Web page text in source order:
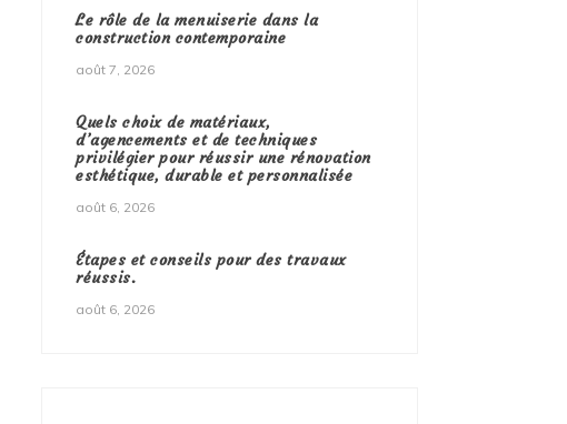
Le rôle de la menuiserie dans la
construction contemporaine
août 7, 2026
Quels choix de matériaux,
d’agencements et de techniques
privilégier pour réussir une rénovation
esthétique, durable et personnalisée
août 6, 2026
Étapes et conseils pour des travaux
réussis.
août 6, 2026